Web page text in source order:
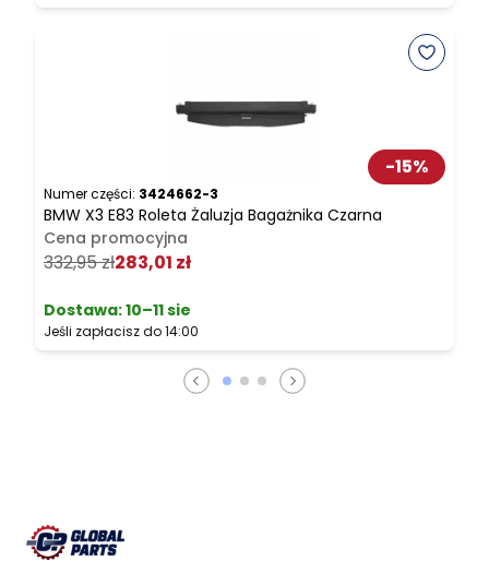
-15%
Numer części: 3424662-3
BMW X3 E83 Roleta Żaluzja Bagażnika Czarna
Cena promocyjna
332,95 zł283,01 zł
Dostawa:10–11 sie
Jeśli zapłacisz do 14:00